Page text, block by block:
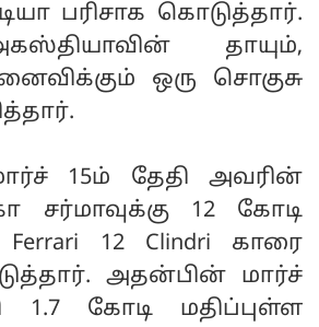
பரிசாக கொடுத்தார்.
தாயும்,
ஒரு சொகுசு
15ம் தேதி அவரின்
சர்மாவுக்கு 12 கோடி
12 Clindri காரை
அதன்பின் மார்ச்
1.7 கோடி மதிப்புள்ள